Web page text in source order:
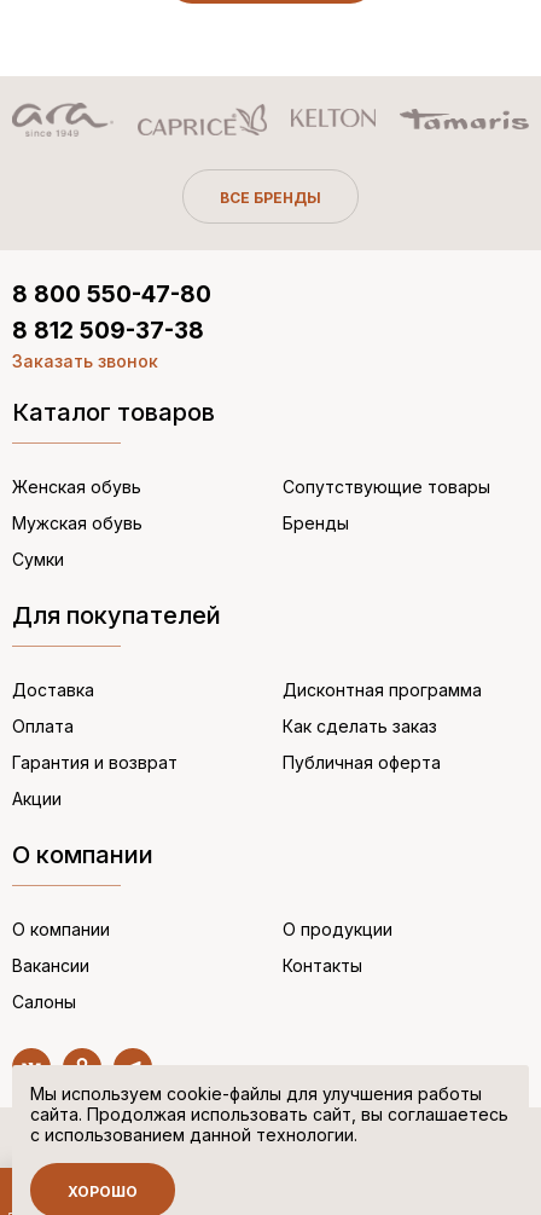
ВСЕ БРЕНДЫ
Каталог товаров
Женская обувь
Мужская обувь
Сумки
Сопутствующие товары
Бренды
Для покупателей
Доставка
Оплата
Гарантия и возврат
Акции
Дисконтная программа
Как сделать заказ
Публичная оферта
О компании
О компании
Вакансии
Салоны
О продукции
Контакты
8 800 550-47-80
8 812 509-37-38
Заказать звонок
© “НЕМЕЦКАЯ ОБУВЬ” 2017. Все права защищены.
Политика в отношении персональных данных
Мы используем cookie-файлы для улучшения работы
сайта. Продолжая использовать сайт, вы соглашаетесь
с использованием данной технологии.
ХОРОШО